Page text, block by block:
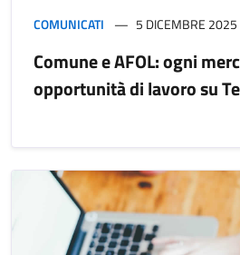
COMUNICATI 5 DICEMBRE 2025
Comune e AFOL: ogni
opportunità di lavoro su